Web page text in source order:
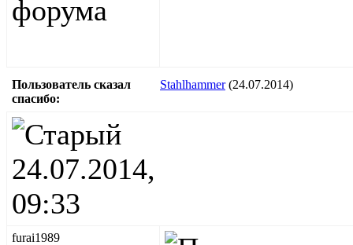
Пользователь сказал
cпасибо:
Stahlhammer(24.07.2014)
24.07.2014,
09:33
furai1989